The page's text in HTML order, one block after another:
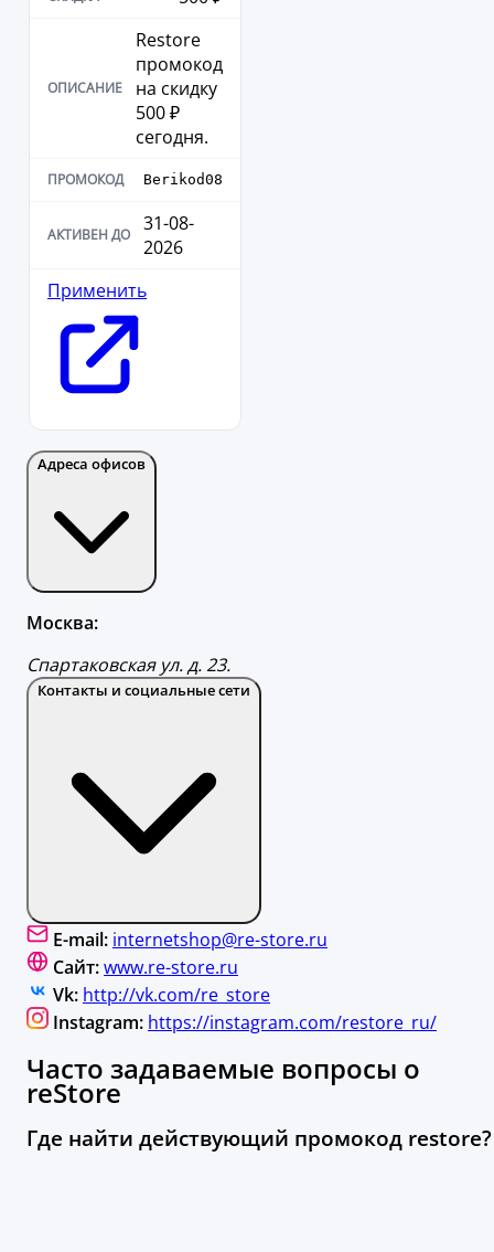
Restore
промокод
на скидку
500 ₽
сегодня.
Berikod08
31-08-
2026
Применить
Адреса офисов
Москва:
Спартаковская ул. д. 23.
Контакты и социальные сети
E-mail: internetshop@re-store.ru
Сайт:www.re-store.ru
Vk: http://vk.com/re_store
Instagram: https://instagram.com/restore_ru/
Часто задаваемые вопросы о
reStore
Где найти действующий промокод restore?